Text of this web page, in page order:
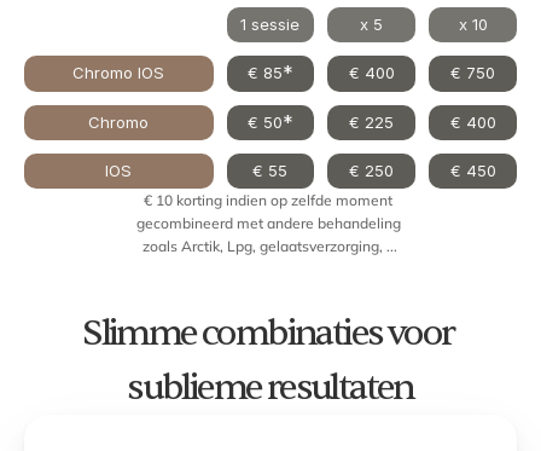
1 sessie x 5 x 10
Chromo IOS € 85* € 400 € 750
Chromo € 50* € 225 € 400
IOS € 55 € 250 € 450
€ 10 korting indien op zelfde moment
gecombineerd met andere behandeling
zoals Arctik, Lpg, gelaatsverzorging, ...
Slimme combinaties voor
sublieme resultaten